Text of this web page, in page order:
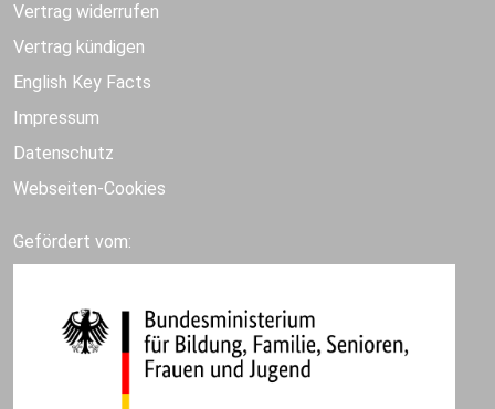
Vertrag widerrufen
Vertrag kündigen
English Key Facts
Impressum
Datenschutz
Webseiten-Cookies
Gefördert vom: